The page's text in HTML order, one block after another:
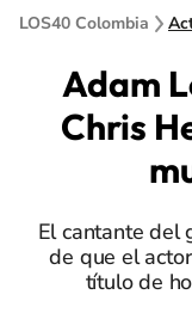
LOS40 Colombia
Adam
Chris
El cantante del
de que el
título de